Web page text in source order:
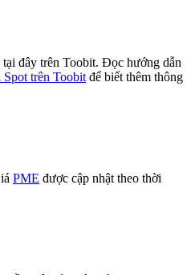
đây trên Toobit. Đọc hướng dẫn
Spot trên Toobit để biết thêm thông
PME được cập nhật theo thời